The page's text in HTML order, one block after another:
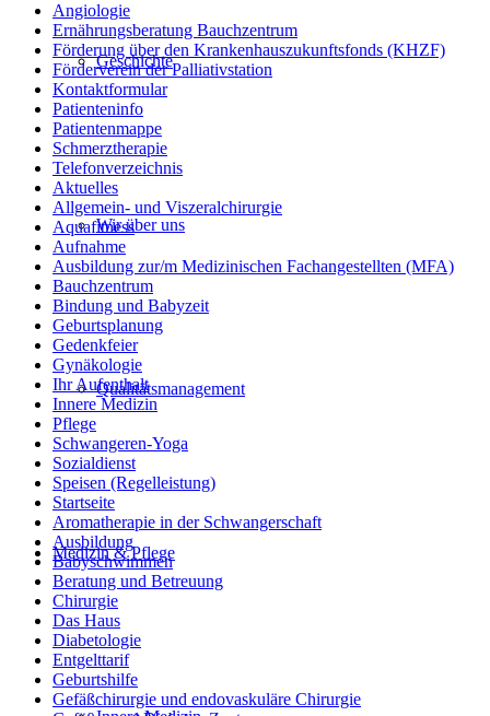
Geschichte
Wir über uns
Qualitätsmanagement
Medizin & Pflege
Angiologie
Ernährungsberatung Bauchzentrum
Förderung über den Krankenhauszukunftsfonds (KHZF)
Förderverein der Palliativstation
Kontaktformular
Patienteninfo
Patientenmappe
Schmerztherapie
Telefonverzeichnis
Aktuelles
Allgemein- und Viszeralchirurgie
Aquafitness
Aufnahme
Ausbildung zur/m Medizinischen Fachangestellten (MFA)
Bauchzentrum
Bindung und Babyzeit
Geburtsplanung
Gedenkfeier
Gynäkologie
Ihr Aufenthalt
Innere Medizin
Pflege
Schwangeren-Yoga
Sozialdienst
Speisen (Regelleistung)
Startseite
Aromatherapie in der Schwangerschaft
Ausbildung
Babyschwimmen
Beratung und Betreuung
Chirurgie
Das Haus
Diabetologie
Entgelttarif
Geburtshilfe
Gefäßchirurgie und endovaskuläre Chirurgie